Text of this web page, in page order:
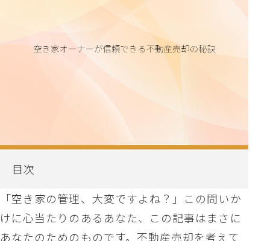
目次
「空き家の管理、大変ですよね？」この問いか
けに心当たりのあるあなた、この記事はまさに
あなたのためのものです。不動産売却を考えて